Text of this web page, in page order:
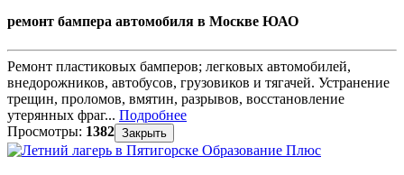
ремонт бампера автомобиля в Москве ЮАО
Ремонт пластиковых бамперов; легковых автомобилей,
внедорожников, автобусов, грузовиков и тягачей. Устранение
трещин, проломов, вмятин, разрывов, восстановление
утерянных фраг... Подробнее
Просмотры: 1382 Закрыть